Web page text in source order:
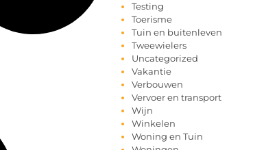
Testing
Toerisme
Tuin en buitenleven
Tweewielers
Uncategorized
Vakantie
Verbouwen
Vervoer en transport
Wijn
Winkelen
Woning en Tuin